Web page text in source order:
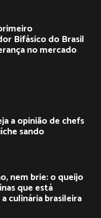
Bifásico do Brasil
no mercado
a opinião de chefs
sando
nem brie: o queijo
que está
culinária brasileira